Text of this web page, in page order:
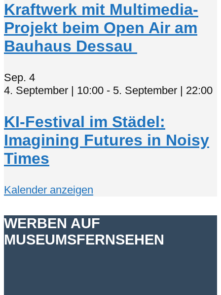
Kraftwerk mit Multimedia-
Projekt beim Open Air am
Bauhaus Dessau
Sep. 4
4. September | 10:00 - 5. September | 22:00
KI-Festival im Städel:
Imagining Futures in Noisy
Times
Kalender anzeigen
WERBEN AUF
MUSEUMSFERNSEHEN